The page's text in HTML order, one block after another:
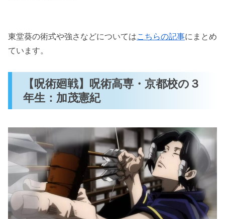
東堂葵の術式や強さなどについてはこちらの記事にまとめ
ています。
【呪術廻戦】呪術高専・京都校の３
年生：加茂憲紀